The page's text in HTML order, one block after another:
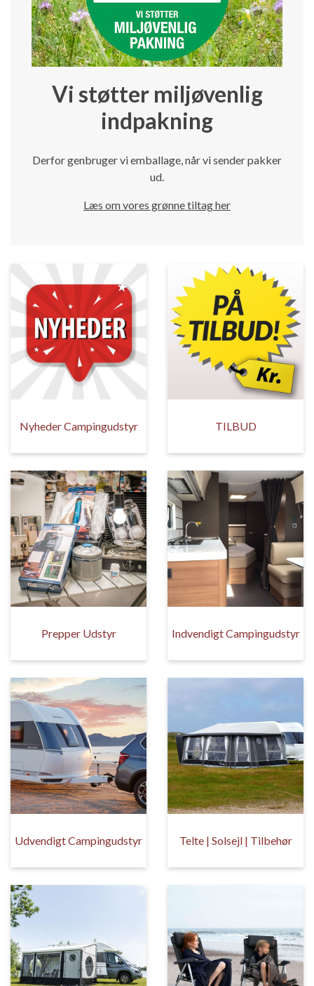
Vi støtter miljøvenlig
indpakning
Derfor genbruger vi emballage, når vi sender pakker
ud.
Læs om vores grønne tiltag her
Nyheder Campingudstyr TILBUD
Prepper Udstyr Indvendigt Campingudstyr
Udvendigt Campingudstyr Telte | Solsejl | Tilbehør